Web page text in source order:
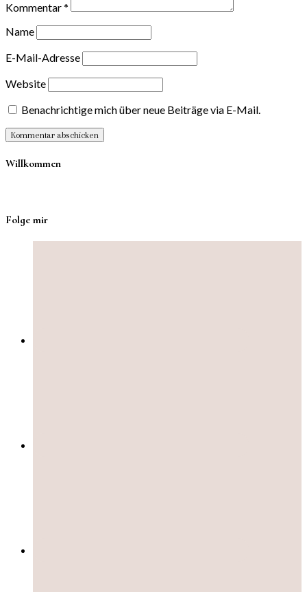
Kommentar*
Name
E-Mail-Adresse
Website
Benachrichtige mich über neue Beiträge via E-Mail.
Willkommen
Folge mir